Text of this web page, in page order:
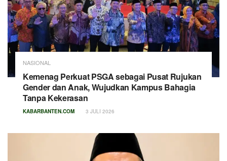
NASIONAL
Kemenag Perkuat PSGA sebagai Pusat Rujukan
Gender dan Anak, Wujudkan Kampus Bahagia
Tanpa Kekerasan
KABARBANTEN.COM 3 JULI 2026